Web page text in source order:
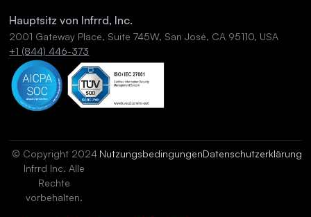
Hauptsitz von Infrrd, Inc.
2001 Gateway Place, Suite 745W, San José, CA 95110, USA
+1 (844) 446-373
© Copyright 2024
Infrrd Inc. Alle
Rechte
vorbehalten.
NutzungsbedingungenDatenschutzerklärung